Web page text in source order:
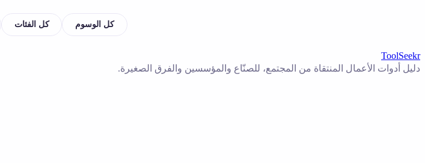
كل الوسوم كل الفئات
ToolSeekr
دليل أدوات الأعمال المنتقاة من المجتمع، للصنّاع والمؤسسين والفرق الصغيرة.